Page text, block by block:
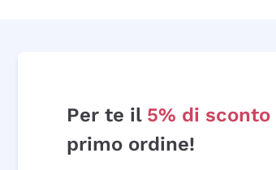
Per te il 5% di sconto
primo ordine!